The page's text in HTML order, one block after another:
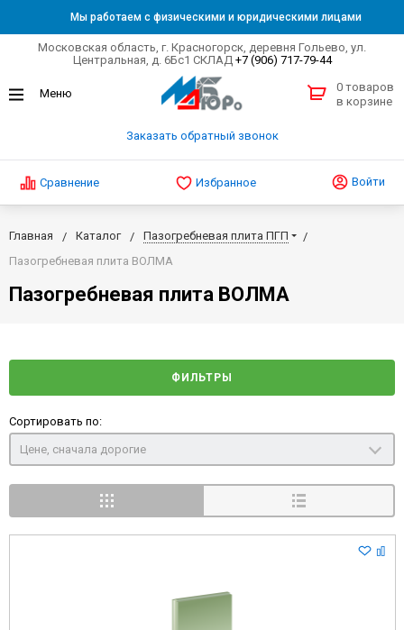
Мы работаем с физическими и юридическими лицами
Московская область, г. Красногорск, деревня Гольево, ул.
Центральная, д. 6Бс1 СКЛАД +7 (906) 717-79-44
Заказать обратный звонок
0 товаров
в корзине
Сравнение Избранное Войти
Главная Каталог
Пазогребневая плита ПГП
Пазогребневая плита ВОЛМА
Пазогребневая плита ВОЛМА
ФИЛЬТРЫ
Сортировать по:
Цене, сначала дорогие